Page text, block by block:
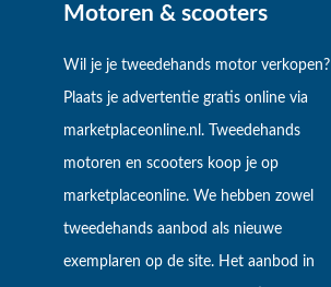
Motoren & scooters
Wil je je tweedehands motor verkopen?
Plaats je advertentie gratis online via
marketplaceonline.nl. Tweedehands
motoren en scooters koop je op
marketplaceonline. We hebben zowel
tweedehands aanbod als nieuwe
exemplaren op de site. Het aanbod in